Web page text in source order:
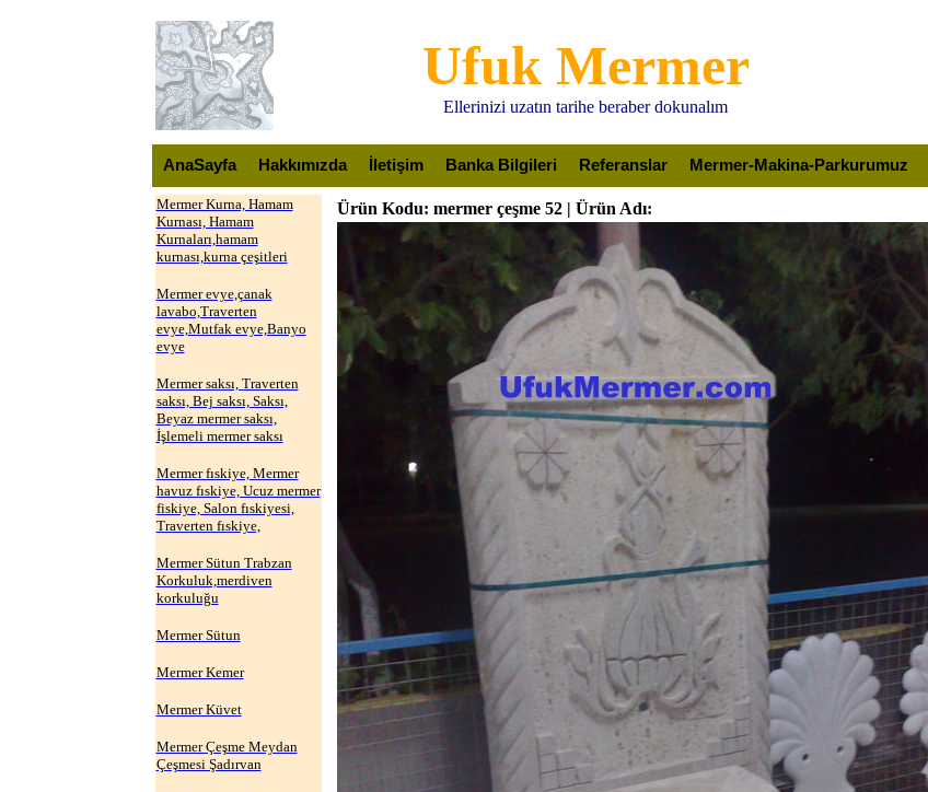
Ufuk Mermer
Ellerinizi uzatın tarihe beraber dokunalım
AnaSayfa Hakkımızda İletişim Banka Bilgileri Referanslar Mermer-Makina-Parkurumuz
Mermer Kurna, Hamam
Kurnası, Hamam
Kurnaları,hamam
kurnası,kurna çeşitleri
Mermer evye,çanak
lavabo,Traverten
evye,Mutfak evye,Banyo
evye
Mermer saksı, Traverten
saksı, Bej saksı, Saksı,
Beyaz mermer saksı,
İşlemeli mermer saksı
Mermer fıskiye, Mermer
havuz fıskiye, Ucuz mermer
fiskiye, Salon fıskiyesi,
Traverten fıskiye,
Mermer Sütun Trabzan
Korkuluk,merdiven
korkuluğu
Mermer Sütun
Mermer Kemer
Mermer Küvet
Mermer Çeşme Meydan
Çeşmesi Şadırvan
Ürün Kodu: mermer çeşme 52 | Ürün Adı: